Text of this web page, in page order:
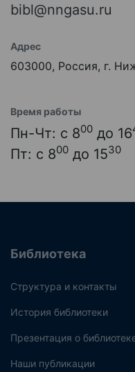
bibl@nngasu.ru
Адрес
603000, Россия, г.
Время работы
Пн-Чт: с 800 до 16
Пт: с 800 до 1530
Библиотека
Структура и контакты
История библиотеки
Презентация о
Наши публикации